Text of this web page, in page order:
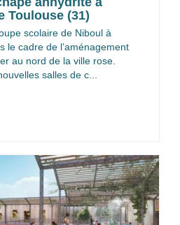
Toulouse (31)
scolaire de Niboul à
le cadre de l’aménagement
au nord de la ville rose.
salles de c...